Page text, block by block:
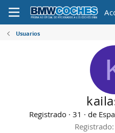
Usuarios
Registrado · 31 · de
Registrado